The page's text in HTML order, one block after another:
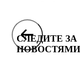
СЛЕДИТЕ ЗА